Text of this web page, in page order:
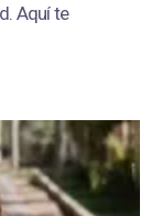
Aquí te